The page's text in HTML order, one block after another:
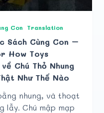
Con Translation
Sách Cùng Con –
How Toys
Chú Thỏ Nhung
Như Thế Nào
nhung, và thoạt
lẫy. Chú mập mạp